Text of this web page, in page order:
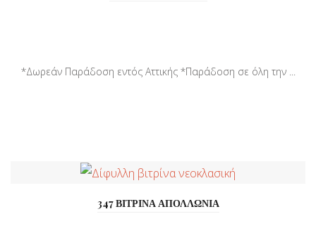
*Δωρεάν Παράδοση εντός Αττικής *Παράδοση σε όλη την ...
347 ΒΙΤΡΙΝΑ ΑΠΟΛΛΩΝΙΑ